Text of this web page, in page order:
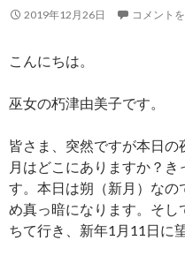
2019年12月26日 コメント
こんにちは。
巫女の朽津由美子です。
皆さま、突然ですが本日
月はどこにありますか？
す。本日は朔（新月）なの
め真っ暗になります。そ
ちて行き、新年1月11日に